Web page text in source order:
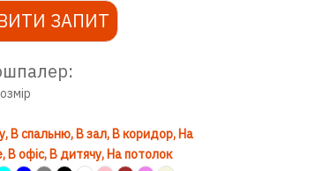
ЗАПИТ
В спальню В зал В коридор На
В офіс В дитячу На потолок